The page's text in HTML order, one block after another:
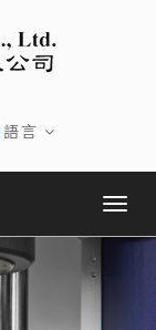
語言